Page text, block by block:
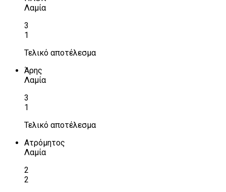
Λαμία
3
1
Τελικό αποτέλεσμα
Άρης
Λαμία
3
1
Τελικό αποτέλεσμα
Ατρόμητος
Λαμία
2
2